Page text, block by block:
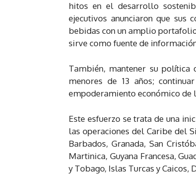
hitos en el desarrollo
ejecutivos anunciaron que sus
bebidas con un amplio
sirve como fuente de
También, mantener su
menores de 13 años;
empoderamiento económico de
Este esfuerzo se trata de una
las operaciones del Caribe del
Barbados, Granada, San
Martinica, Guyana Francesa,
y Tobago, Islas Turcas y Caicos,